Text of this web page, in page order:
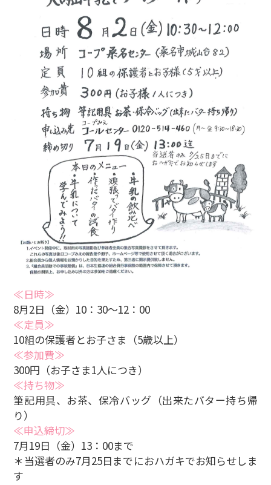
≪日時≫
8月2日（金）10：30～12：00
≪定員≫
10組の保護者とお子さま（5歳以上）
≪参加費≫
300円（お子さま1人につき）
≪持ち物≫
筆記用具、お茶、保冷バッグ（出来たバター持ち帰
り）
≪申込締切≫
7月19日（金）13：00まで
＊当選者のみ7月25日までにおハガキでお知らせしま
す